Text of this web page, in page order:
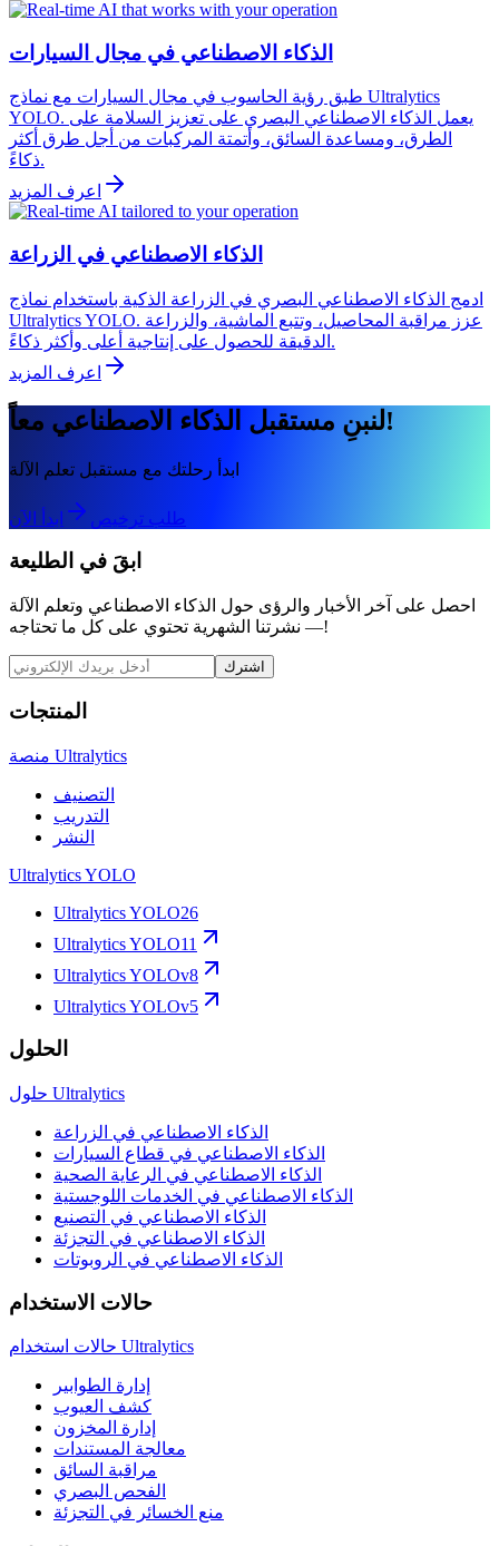
الذكاء الاصطناعي في مجال السيارات
طبق رؤية الحاسوب في مجال السيارات مع نماذج Ultralytics
YOLO. يعمل الذكاء الاصطناعي البصري على تعزيز السلامة على
الطرق، ومساعدة السائق، وأتمتة المركبات من أجل طرق أكثر
ذكاءً.
اعرف المزيد
الذكاء الاصطناعي في الزراعة
ادمج الذكاء الاصطناعي البصري في الزراعة الذكية باستخدام نماذج
Ultralytics YOLO. عزز مراقبة المحاصيل، وتتبع الماشية، والزراعة
الدقيقة للحصول على إنتاجية أعلى وأكثر ذكاءً.
اعرف المزيد
لنبنِ مستقبل الذكاء الاصطناعي معاً!
ابدأ رحلتك مع مستقبل تعلم الآلة
طلب ترخيص ابدأ الآن
ابقَ في الطليعة
احصل على آخر الأخبار والرؤى حول الذكاء الاصطناعي وتعلم الآلة
— نشرتنا الشهرية تحتوي على كل ما تحتاجه!
اشترك
المنتجات
منصة Ultralytics
التصنيف
التدريب
النشر
Ultralytics YOLO
Ultralytics YOLO26
Ultralytics YOLO11
Ultralytics YOLOv8
Ultralytics YOLOv5
الحلول
حلول Ultralytics
الذكاء الاصطناعي في الزراعة
الذكاء الاصطناعي في قطاع السيارات
الذكاء الاصطناعي في الرعاية الصحية
الذكاء الاصطناعي في الخدمات اللوجستية
الذكاء الاصطناعي في التصنيع
الذكاء الاصطناعي في التجزئة
الذكاء الاصطناعي في الروبوتات
حالات الاستخدام
حالات استخدام Ultralytics
إدارة الطوابير
كشف العيوب
إدارة المخزون
معالجة المستندات
مراقبة السائق
الفحص البصري
منع الخسائر في التجزئة